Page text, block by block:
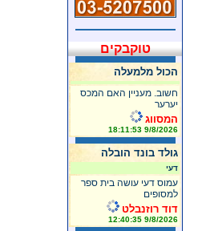
טוקבקים
הכול מלמעלה
חשוב. מעניין האם המכס
יערער
המסווג
9/8/2026 18:11:53
גולד בונד הובלה
דעי
עמוס דעי עושה בית ספר
למסופים
דוד רוזנבלט
9/8/2026 12:40:35